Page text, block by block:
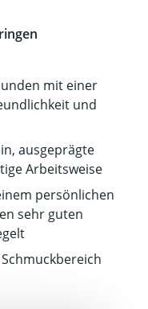
mit einer
und
ausgeprägte
Arbeitsweise
persönlichen
sehr guten